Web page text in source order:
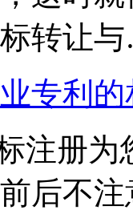
转让
专利
注册为
后不